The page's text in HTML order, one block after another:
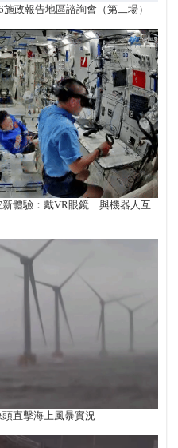
政報告地區諮詢會（第二場）
新體驗：戴VR眼鏡 與機器人互
直擊海上風暴實況